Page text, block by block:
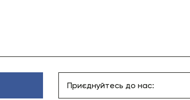
Приєднуйтесь до нас: